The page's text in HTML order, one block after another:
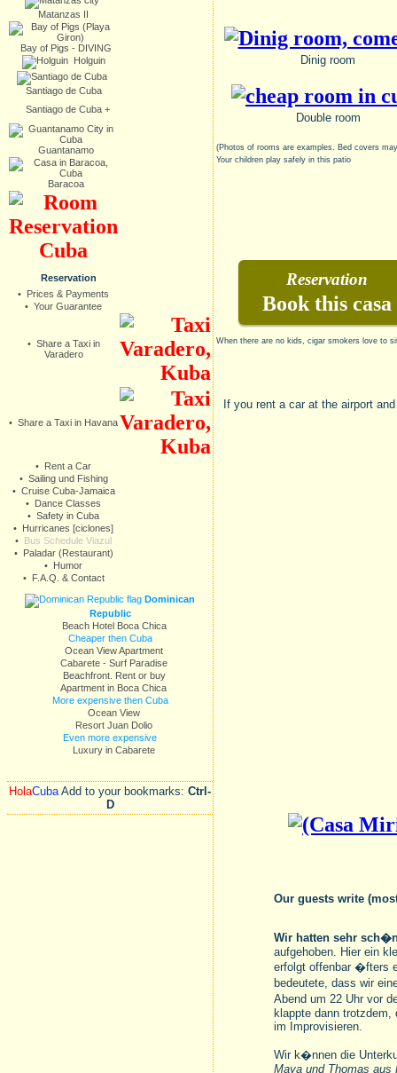
Matanzas II
Bay of Pigs - DIVING
Holguin
Santiago de Cuba
Santiago de Cuba +
Guantanamo
Baracoa
Reservation
•
Prices & Payments
• Your Guarantee
• Share a Taxi in
Varadero
• Share a Taxi in Havana
•
Rent a Car
• Sailing und Fishing
• Cruise Cuba-Jamaica
•
Dance Classes
• Safety in Cuba
•
Hurricanes [ciclones]
•
Bus Schedule Viazul
•
Paladar (Restaurant)
•
Humor
•
F.A.Q. & Contact
Dominican
Republic
Beach Hotel Boca Chica
Cheaper then Cuba
Ocean View Apartment
Cabarete - Surf Paradise
Beachfront. Rent or buy
Apartment in Boca Chica
More expensive then Cuba
Ocean View
Resort Juan Dolio
Even more expensive
Luxury in Cabarete
HolaCubaAdd to your bookmarks: Ctrl-
D
Dinig room
Double room
(Photos of rooms are examples. Bed covers
Your children play safely in this patio
Reservation
Book this casa
When there are no kids, cigar smokers love to
If you rent a car at the airport
Our guests write
Wir hatten sehr
aufgehoben. Hier ein
erfolgt offenbar �fters
bedeutete, dass wir
Abend um 22 Uhr vor
klappte dann
im Improvisieren.
Wir k�nnen die
Maya und Thomas aus